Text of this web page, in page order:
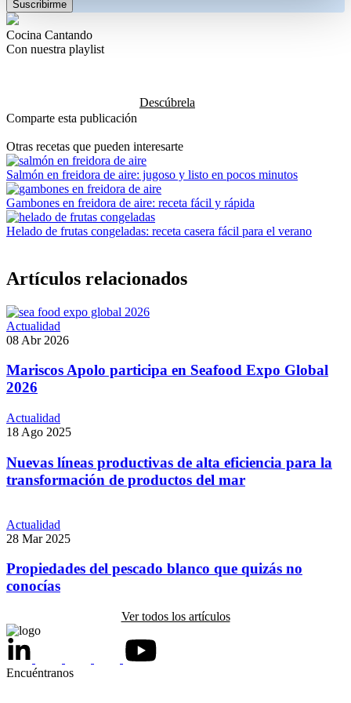
Cocina Cantando
Con nuestra playlist
Descúbrela
Comparte esta publicación
Otras recetas que pueden interesarte
Salmón en freidora de aire: jugoso y listo en pocos minutos
Gambones en freidora de aire: receta fácil y rápida
Helado de frutas congeladas: receta casera fácil para el verano
Artículos relacionados
Actualidad
08 Abr 2026
Mariscos Apolo participa en Seafood Expo Global
2026
Actualidad
18 Ago 2025
Nuevas líneas productivas de alta eficiencia para la
transformación de productos del mar
Actualidad
28 Mar 2025
Propiedades del pescado blanco que quizás no
conocías
Ver todos los artículos
Encuéntranos